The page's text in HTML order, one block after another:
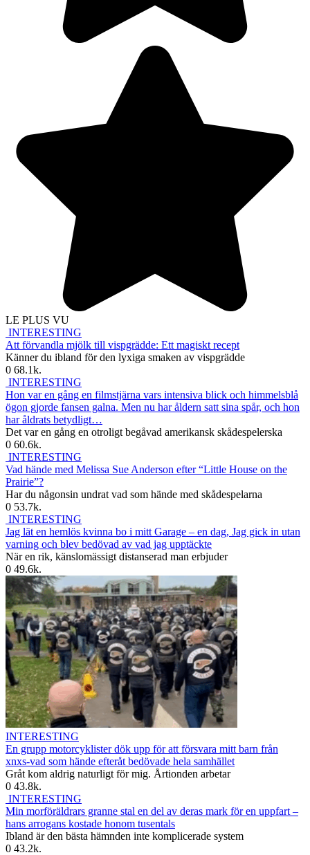
LE PLUS VU
INTERESTING
Att förvandla mjölk till vispgrädde: Ett magiskt recept
Känner du ibland för den lyxiga smaken av vispgrädde
0 68.1k.
INTERESTING
Hon var en gång en filmstjärna vars intensiva blick och himmelsblå
ögon gjorde fansen galna. Men nu har åldern satt sina spår, och hon
har åldrats betydligt…
Det var en gång en otroligt begåvad amerikansk skådespelerska
0 60.6k.
INTERESTING
Vad hände med Melissa Sue Anderson efter “Little House on the
Prairie”?
Har du någonsin undrat vad som hände med skådespelarna
0 53.7k.
INTERESTING
Jag lät en hemlös kvinna bo i mitt Garage – en dag, Jag gick in utan
varning och blev bedövad av vad jag upptäckte
När en rik, känslomässigt distanserad man erbjuder
0 49.6k.
INTERESTING
En grupp motorcyklister dök upp för att försvara mitt barn från
xnxs-vad som hände efteråt bedövade hela samhället
Gråt kom aldrig naturligt för mig. Årtionden arbetar
0 43.8k.
INTERESTING
Min morföräldrars granne stal en del av deras mark för en uppfart –
hans arrogans kostade honom tusentals
Ibland är den bästa hämnden inte komplicerade system
0 43.2k.